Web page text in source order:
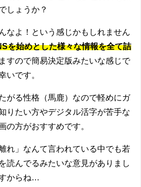
しょうか？
なよ！という感じかもしれません
を始めとした様々な情報を全て詰
すので簡易決定版みたいな感じで
いです。
がる性格（馬鹿）なので軽めにガ
りたい方やデジタル活字が苦手な
の方がおすすめです。
れ」なんて言われている中でも若
読んでるみたいな意見がありまし
からね…